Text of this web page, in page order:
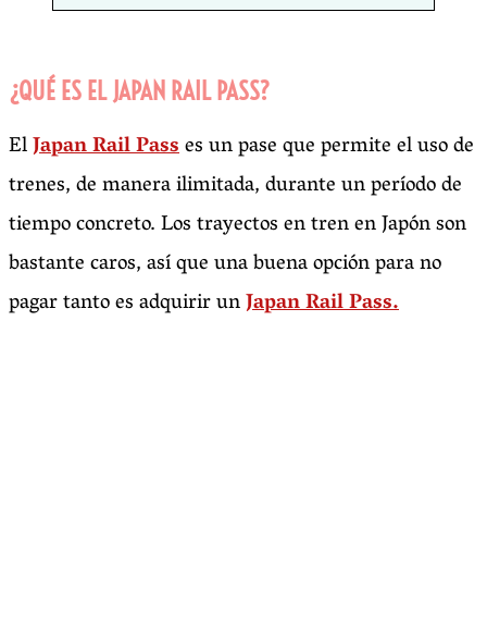
¿QUÉ ES EL JAPAN RAIL PASS?
ElJapan Rail Passes un pase que permite el uso de
trenes, de manera ilimitada, durante un período de
tiempo concreto. Los trayectos en tren en Japón son
bastante caros, así que una buena opción para no
pagar tanto es adquirir unJapan Rail Pass.